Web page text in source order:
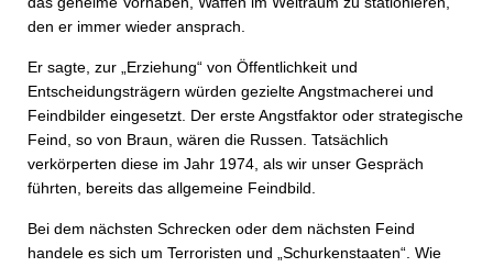
den er immer wieder ansprach.
Er sagte, zur „Erziehung“ von Öffentlichkeit und
Entscheidungsträgern würden gezielte Angstmacherei und
Feindbilder eingesetzt. Der erste Angstfaktor oder strategische
Feind, so von Braun, wären die Russen. Tatsächlich
verkörperten diese im Jahr 1974, als wir unser Gespräch
führten, bereits das allgemeine Feindbild.
Bei dem nächsten Schrecken oder dem nächsten Feind
handele es sich um Terroristen und „Schurkenstaaten“. Wie